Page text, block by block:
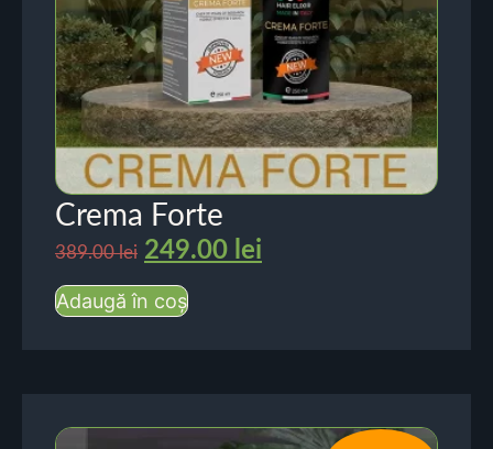
Crema Forte
389.00lei 249.00 lei
Adaugă în coș